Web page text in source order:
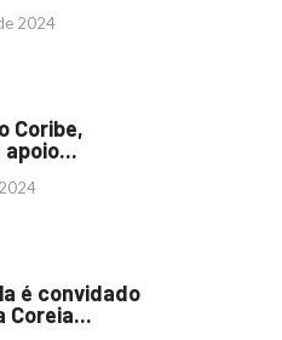
2024
Coribe,
apoio...
é convidado
Coreia...